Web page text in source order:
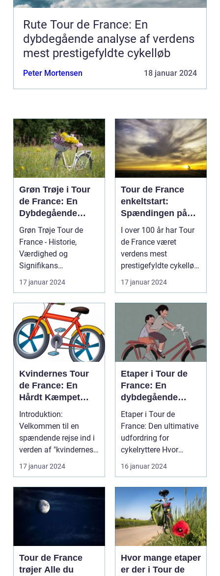
Rute Tour de France: En
dybdegående analyse af verdens
mest prestigefyldte cykelløb
Peter Mortensen 18 januar 2024
Grøn Trøje i Tour
de France: En
Dybdegående
Gennemgang
Grøn Trøje Tour de
France - Historie,
Værdighed og
Signifikans
Introduktion til Grøn
Trøje Tour de...
17 januar 2024
Tour de France
enkeltstart:
Spændingen på
den ensomme vej
I over 100 år har Tour
de France været
verdens mest
prestigefyldte cykelløb,
og en af de mest
særlig...
17 januar 2024
Kvindernes Tour
de France: En
Hårdt Kæmpet
Kamp for
Ligestilling på
Cykelscenen
Introduktion:
Velkommen til en
spændende rejse ind i
verden af "kvindernes
Tour de France". Dette
er...
17 januar 2024
Etaper i Tour de
France: En
dybdegående
analyse af
historien og
betydningen af
etaper i det mest
prestigefyldte
cykelløb
Etaper i Tour de
France: Den ultimative
udfordring for
cykelryttere Hvor
mange kilometer skal
man c...
16 januar 2024
Tour de France
trøjer Alle du
Hvor mange etaper
er der i Tour de